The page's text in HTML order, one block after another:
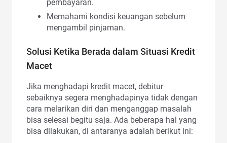
pembayaran.
Memahami kondisi keuangan sebelum
mengambil pinjaman.
Solusi Ketika Berada dalam Situasi Kredit
Macet
Jika menghadapi kredit macet, debitur
sebaiknya segera menghadapinya tidak dengan
cara melarikan diri dan menganggap masalah
bisa selesai begitu saja. Ada beberapa hal yang
bisa dilakukan, di antaranya adalah berikut ini: